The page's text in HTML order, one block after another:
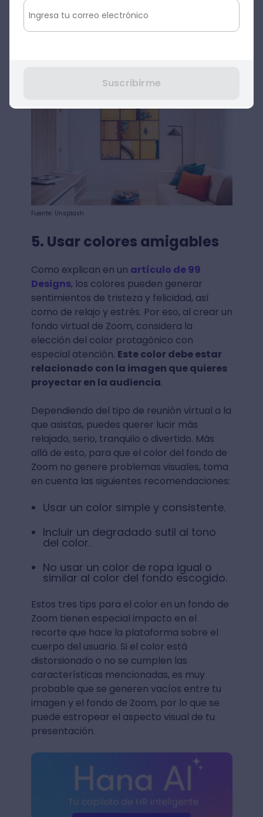
1280 x 720 píxeles.
Fuente: Unsplash
5. Usar colores amigables
Como explican en un artículo de 99
Designs, los colores pueden generar
sentimientos de tristeza y felicidad, así
como de relajo y estrés. Por eso, al crear un
fondo virtual de Zoom, considera la
elección del color protagónico con
especial atención. Este color debe estar
relacionado con la imagen que quieres
proyectar en la audiencia.
Dependiendo del tipo de reunión virtual a la
que asistas, puedes querer lucir más
relajado, serio, tranquilo o divertido. Más
allá de esto, para que el color del fondo de
Zoom no genere problemas visuales, toma
en cuenta las siguientes recomendaciones:
Usar un color simple y consistente.
Incluir un degradado sutil al tono
del color.
No usar un color de ropa igual o
similar al color del fondo escogido.
Estos tres tips para el color en un fondo de
Zoom tienen especial impacto en el
recorte que hace la plataforma sobre el
cuerpo del usuario. Si el color está
distorsionado o no se cumplen las
características mencionadas, es muy
probable que se generen vacíos entre tu
imagen y el fondo de Zoom, por lo que se
puede estropear el aspecto visual de tu
presentación.
Suscribirme